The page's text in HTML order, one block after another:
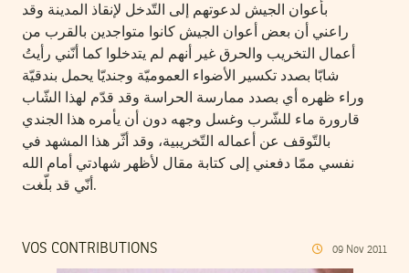
بأعوان الجيش لدعوتهم إلى التّدخل لإنقاذ المدينة وقد
راعني أن بعض أعوان الجيش كانوا متواجدين بالقرب من
أعمال التخريب والحرق غير أنهم لم يتدخلوا كما أنّني رأيتُ
شابّا بصدد تكسير الأضواء العموميّة وجنديّا يحمل بندقيّة
وراء ظهره أي بصدد ممارسة الحراسة وقد قدّم لهذا الشّاب
قارورة ماء للشّرب وغسل وجهه دون أن يأمره هذا الجندي
بالتّوقف عن أعماله التّخريبية، وقد أثّر هذا المشهد في
نفسي ممّا دفعني إلى كتابة مقال لأظهر شهادتي أمام الله
أنّي قد بلّغت.
VOS CONTRIBUTIONS 09 Nov 2011